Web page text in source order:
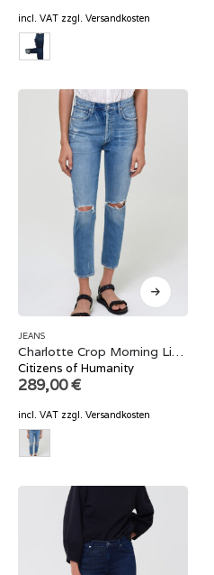
incl. VAT zzgl. Versandkosten
JEANS
Charlotte Crop Morning Light
Citizens of Humanity
289,00€
incl. VAT zzgl. Versandkosten